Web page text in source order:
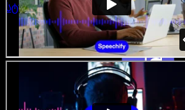
სტუდიის გახსნა